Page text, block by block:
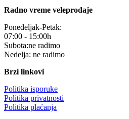
Radno vreme veleprodaje
Ponedeljak-Petak:
07:00 - 15:00h
Subota:ne radimo
Nedelja: ne radimo
Brzi linkovi
Politika isporuke
Politika privatnosti
Politika plaćanja